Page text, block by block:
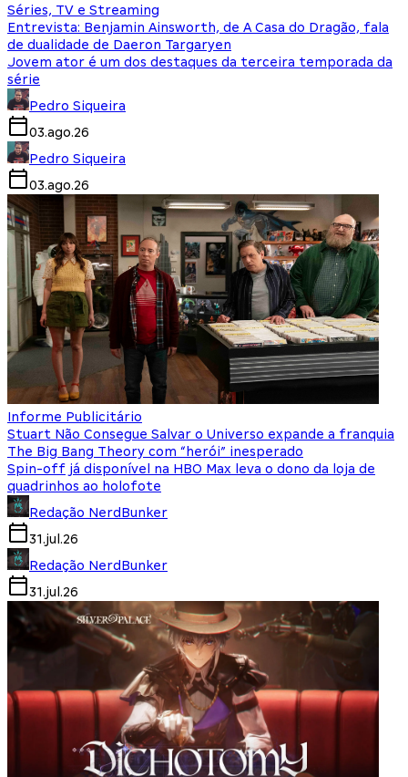
Séries, TV e Streaming
Entrevista: Benjamin Ainsworth, de A Casa do Dragão, fala
de dualidade de Daeron Targaryen
Jovem ator é um dos destaques da terceira temporada da
série
Pedro Siqueira
03.ago.26
Pedro Siqueira
03.ago.26
Informe Publicitário
Stuart Não Consegue Salvar o Universo expande a franquia
The Big Bang Theory com “herói” inesperado
Spin-off já disponível na HBO Max leva o dono da loja de
quadrinhos ao holofote
Redação NerdBunker
31.jul.26
Redação NerdBunker
31.jul.26